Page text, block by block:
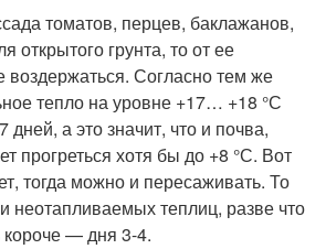
томатов, перцев, баклажанов,
открытого грунта, то от ее
воздержаться. Согласно тем же
тепло на уровне +17… +18 °С
дней, а это значит, что и почва,
прогреться хотя бы до +8 °С. Вот
тогда можно и пересаживать. То
неотапливаемых теплиц, разве что
короче — дня 3-4.